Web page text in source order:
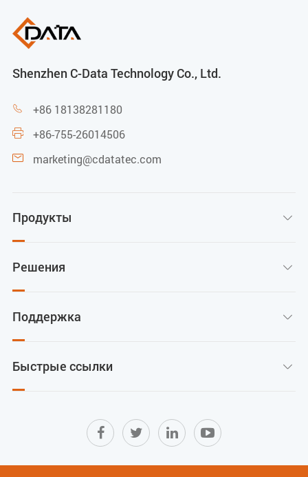
Shenzhen C-Data Technology Co., Ltd.
 +86 18138281180
 +86-755-26014506
 marketing@cdatatec.com
Продукты 
Решения 
Поддержка 
Быстрые ссылки 